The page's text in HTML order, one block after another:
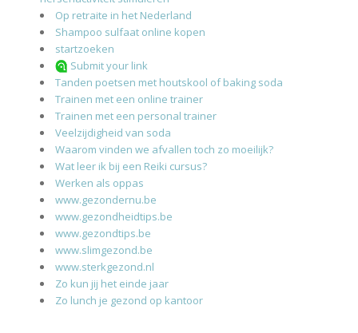
Op retraite in het Nederland
Shampoo sulfaat online kopen
startzoeken
Submit your link
Tanden poetsen met houtskool of baking soda
Trainen met een online trainer
Trainen met een personal trainer
Veelzijdigheid van soda
Waarom vinden we afvallen toch zo moeilijk?
Wat leer ik bij een Reiki cursus?
Werken als oppas
www.gezondernu.be
www.gezondheidtips.be
www.gezondtips.be
www.slimgezond.be
www.sterkgezond.nl
Zo kun jij het einde jaar
Zo lunch je gezond op kantoor